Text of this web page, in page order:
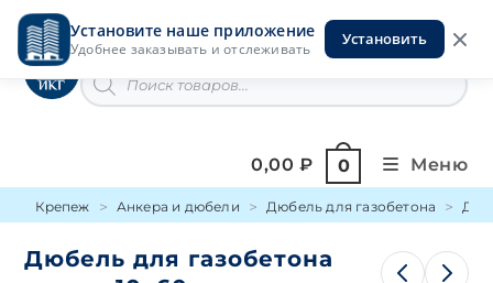
Установите наше приложение
Удобнее заказывать и отслеживать
Установить
Перейти
содержимомуИнструменты на Горской
товаров
0,00₽ 0 Меню
Крепеж Анкера и дюбели Дюбель для газобетона
Дюбель для газобетона